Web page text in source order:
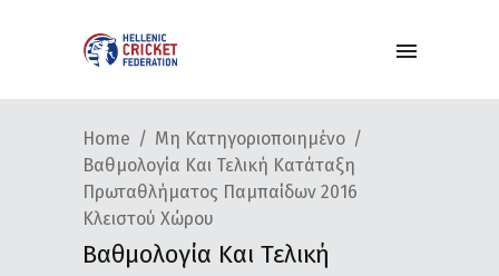
Home
Μη Κατηγοριοποιημένο
Βαθμολογία Και Τελική Κατάταξη
Πρωταθλήματος Παμπαίδων 2016
Κλειστού Χώρου
Βαθμολογία Και Τελική